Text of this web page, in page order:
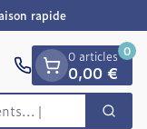
rapide
0 articles
0,00 €
0